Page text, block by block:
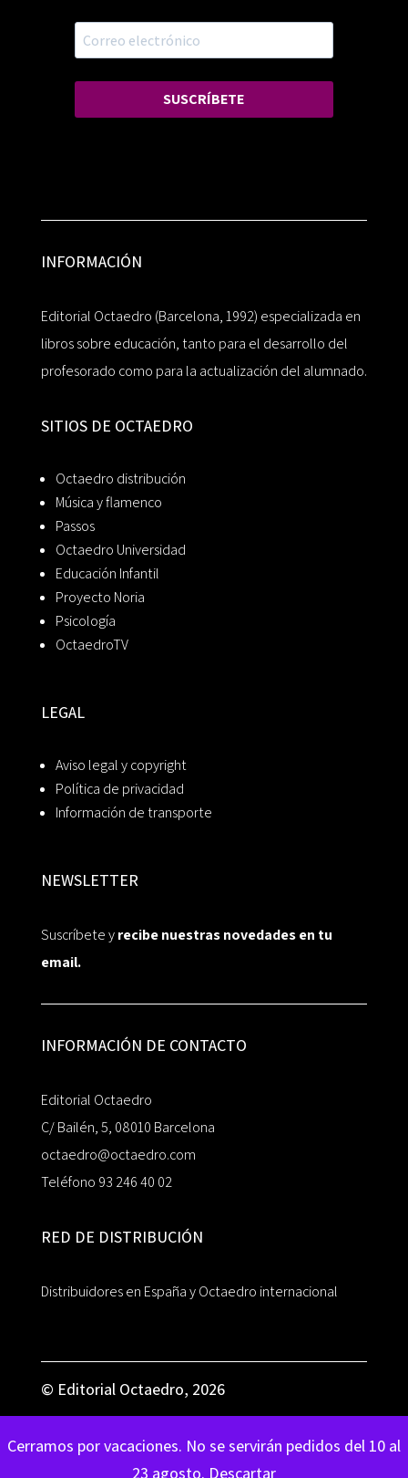
Cerramos por vacaciones. No se servirán pedidos del 10 al
23 agosto. Descartar
SUSCRÍBETE
INFORMACIÓN
Editorial Octaedro (Barcelona, 1992) especializada en
libros sobre educación, tanto para el desarrollo del
profesorado como para la actualización del alumnado.
SITIOS DE OCTAEDRO
Octaedro distribución
Música y flamenco
Passos
Octaedro Universidad
Educación Infantil
Proyecto Noria
Psicología
OctaedroTV
LEGAL
Aviso legal y copyright
Política de privacidad
Información de transporte
NEWSLETTER
Suscríbete yrecibe nuestras novedades en tu
email.
INFORMACIÓN DE CONTACTO
Editorial Octaedro
C/ Bailén, 5, 08010 Barcelona
octaedro@octaedro.com
Teléfono 93 246 40 02
RED DE DISTRIBUCIÓN
Distribuidores en España y Octaedro internacional
© Editorial Octaedro, 2026